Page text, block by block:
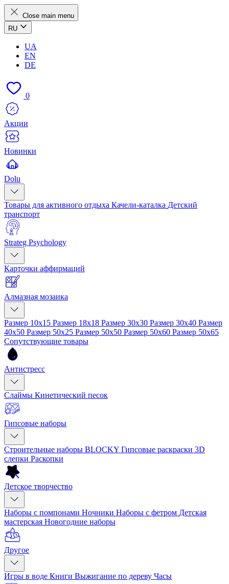
Close main menu
RU
UA
EN
DE
0
Акции
Новинки
Dolu
Товары для активного отдыха Качели-каталка Детский
транспорт
Strateg Psychology
Карточки аффирмаций
Алмазная мозаика
Размер 10x15 Размер 18x18 Размер 30x30 Размер 30x40 Размер
40x50 Размер 50x25 Размер 50x50 Размер 50x60 Размер 50x65
Сопутствующие товары
Антистресс
Слаймы Кинетический песок
Гипсовые наборы
Строительные наборы BLOCKY Гипсовые раскраски 3D
слепки Раскопки
Детское творчество
Наборы с помпонами Ночники Наборы с фетром Детская
мастерская Новогодние наборы
Другое
Игры в воде Книги Выжигание по дереву Часы